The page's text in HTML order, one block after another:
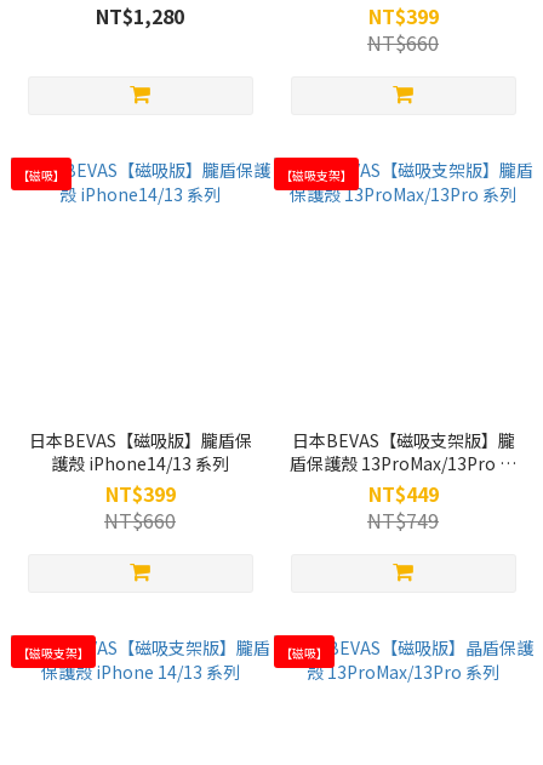
NT$1,280
NT$399
NT$660
【磁吸】
日本BEVAS【磁吸版】朧盾保
護殼 iPhone14/13 系列
NT$399
NT$660
【磁吸支架】
日本BEVAS【磁吸支架版】朧
盾保護殼 13ProMax/13Pro 系
列
NT$449
NT$749
【磁吸支架】 【磁吸】